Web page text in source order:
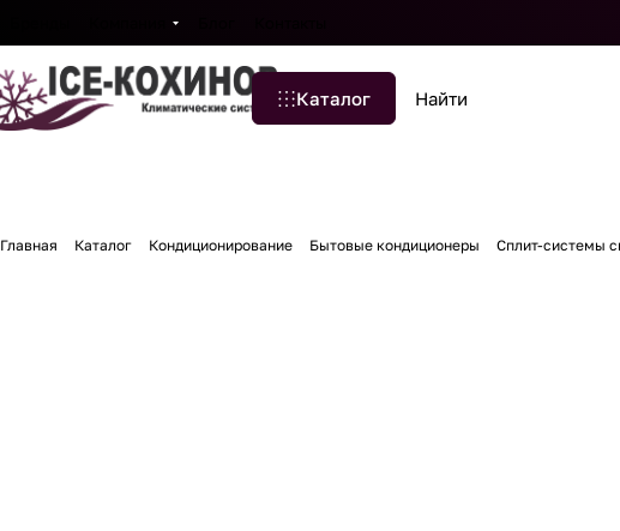
Каталог
Главная Каталог Кондиционирование Бытовые кондиционеры Сплит-системы